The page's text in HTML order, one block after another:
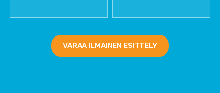
VARAA ILMAINEN ESITTELY